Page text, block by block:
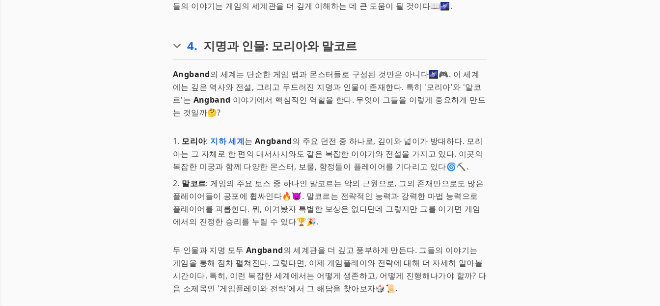
들의 이야기는 게임의 세계관을 더 깊게 이해하는 데 큰 도움이 될 것이다📖🌌.
4. 지명과 인물: 모리아와 말코르
Angband의 세계는 단순한 게임 맵과 몬스터들로 구성된 것만은 아니다🌌🎮. 이 세계
에는 깊은 역사와 전설, 그리고 두드러진 지명과 인물이 존재한다. 특히 '모리아'와 '말코
르'는 Angband 이야기에서 핵심적인 역할을 한다. 무엇이 그들을 이렇게 중요하게 만드
는 것일까🤔?
1. 모리아: 지하 세계는Angband의 주요 던전 중 하나로, 깊이와 넓이가 방대하다. 모리
아는 그 자체로 한 편의 대서사시와도 같은 복잡한 이야기와 전설을 가지고 있다. 이곳의
복잡한 미궁과 함께 다양한 몬스터, 보물, 함정들이 플레이어를 기다리고 있다🌀⛏️.
2. 말코르: 게임의 주요 보스 중 하나인 말코르는 악의 근원으로, 그의 존재만으로도 많은
플레이어들이 공포에 휩싸인다🔥👿. 말코르는 전략적인 능력과 강력한 마법 능력으로
플레이어를 괴롭힌다.뭐, 이겨봤자 특별한 보상은 없다던데그렇지만 그를 이기면 게임
에서의 진정한 승리를 누릴 수 있다🏆🎉.
두 인물과 지명 모두 Angband의 세계관을 더 깊고 풍부하게 만든다. 그들의 이야기는
게임을 통해 점차 펼쳐진다. 그렇다면, 이제 게임플레이와 전략에 대해 더 자세히 알아볼
시간이다. 특히, 이런 복잡한 세계에서는 어떻게 생존하고, 어떻게 진행해나가야 할까? 다
음 소제목인 '게임플레이와 전략'에서 그 해답을 찾아보자🎲📜.